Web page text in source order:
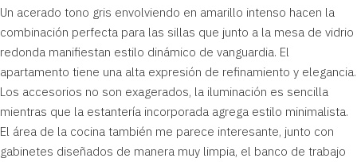
Un acerado tono gris envolviendo en amarillo intenso hacen la
combinación perfecta para las sillas que junto a la mesa de vidrio
redonda manifiestan estilo dinámico de vanguardia. El
apartamento tiene una alta expresión de refinamiento y elegancia.
Los accesorios no son exagerados, la iluminación es sencilla
mientras que la estantería incorporada agrega estilo minimalista.
El área de la cocina también me parece interesante, junto con
gabinetes diseñados de manera muy limpia, el banco de trabajo